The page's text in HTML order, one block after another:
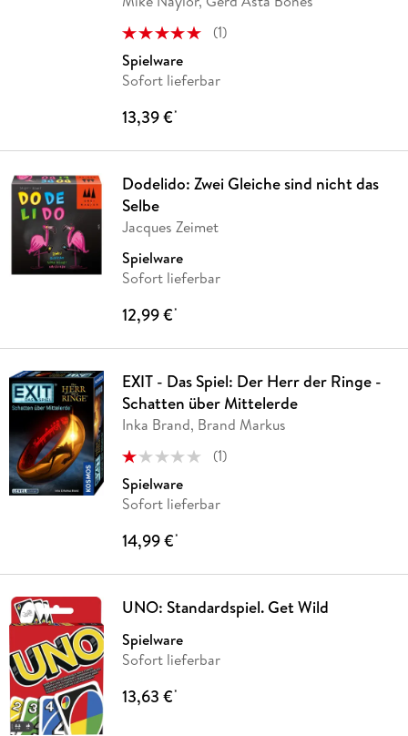
(1)
Spielware
Sofort lieferbar
13,39 €*
Dodelido: Zwei Gleiche sind nicht das
Selbe
Jacques Zeimet
Spielware
Sofort lieferbar
12,99 €*
EXIT - Das Spiel: Der Herr der Ringe -
Schatten über Mittelerde
Inka Brand, Brand Markus
(1)
Spielware
Sofort lieferbar
14,99 €*
UNO: Standardspiel. Get Wild
Spielware
Sofort lieferbar
13,63 €*